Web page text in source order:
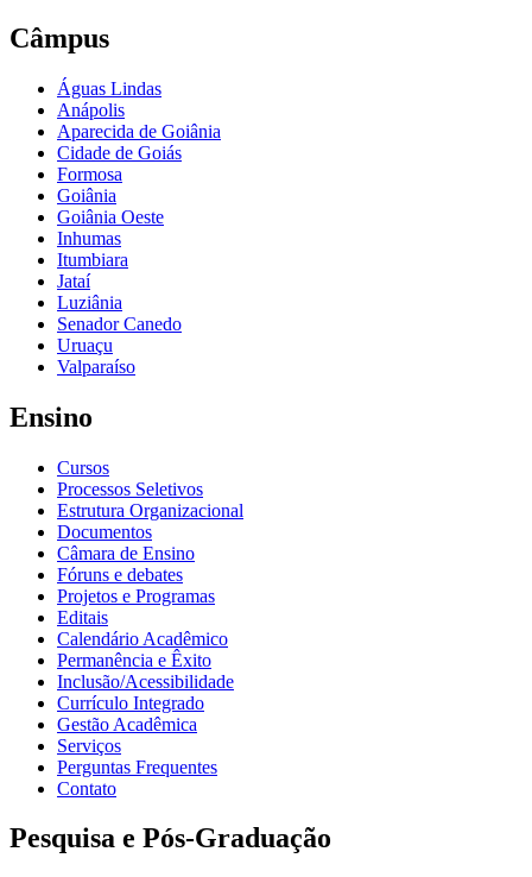
Câmpus
Águas Lindas
Anápolis
Aparecida de Goiânia
Cidade de Goiás
Formosa
Goiânia
Goiânia Oeste
Inhumas
Itumbiara
Jataí
Luziânia
Senador Canedo
Uruaçu
Valparaíso
Ensino
Cursos
Processos Seletivos
Estrutura Organizacional
Documentos
Câmara de Ensino
Fóruns e debates
Projetos e Programas
Editais
Calendário Acadêmico
Permanência e Êxito
Inclusão/Acessibilidade
Currículo Integrado
Gestão Acadêmica
Serviços
Perguntas Frequentes
Contato
Pesquisa e Pós-Graduação